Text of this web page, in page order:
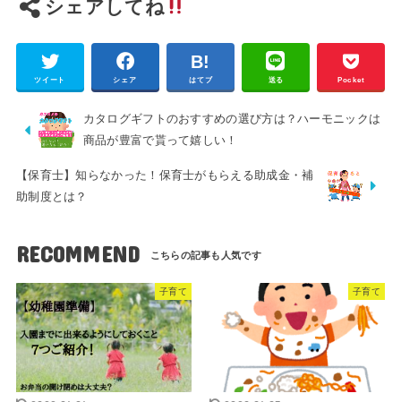
シェアしてね
ツイート シェア はてブ 送る Pocket
カタログギフトのおすすめの選び方は？ハーモニックは
商品が豊富で貰って嬉しい！
【保育士】知らなかった！保育士がもらえる助成金・補
助制度とは？
RECOMMEND
子育て 子育て